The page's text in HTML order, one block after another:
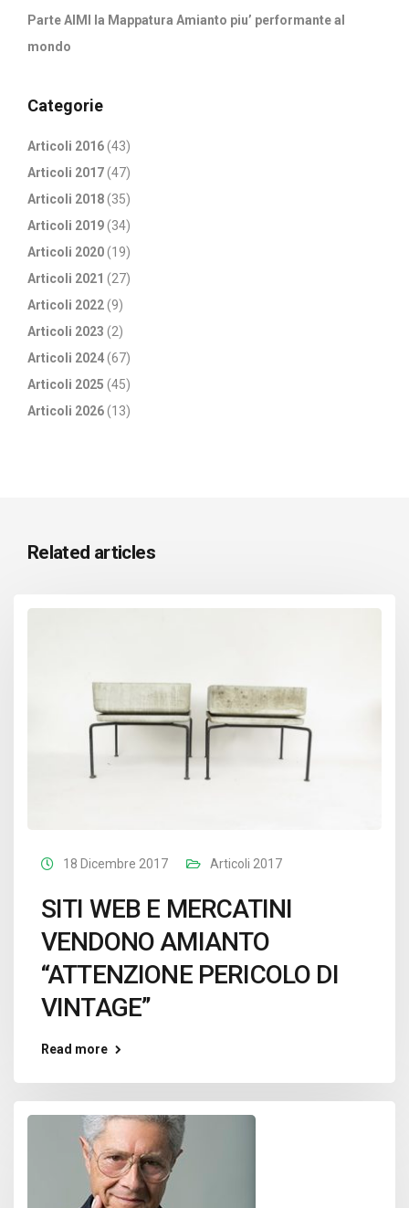
Parte AIMI la Mappatura Amianto piu’ performante al
mondo
Categorie
Articoli 2016(43)
Articoli 2017(47)
Articoli 2018(35)
Articoli 2019(34)
Articoli 2020(19)
Articoli 2021 (27)
Articoli 2022(9)
Articoli 2023 (2)
Articoli 2024(67)
Articoli 2025 (45)
Articoli 2026(13)
Related articles
18 Dicembre 2017 Articoli 2017
SITI WEB E MERCATINI
VENDONO AMIANTO
“ATTENZIONE PERICOLO DI
VINTAGE”
Read more